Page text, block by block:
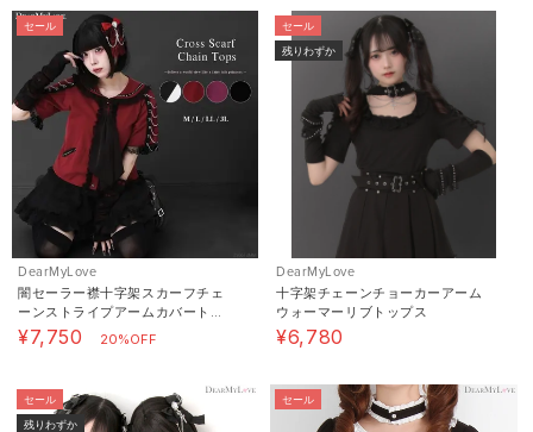
セール
DearMyLove
闇セーラー襟十字架スカーフチェ
ーンストライプアームカバートッ
プス
¥7,750 20%OFF
セール
残りわずか
DearMyLove
十字架チェーンチョーカーアーム
ウォーマーリブトップス
¥6,780
セール
残りわずか
セール